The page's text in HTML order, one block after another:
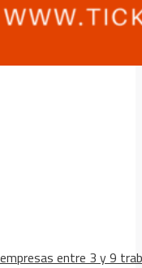
entre 3 y 9